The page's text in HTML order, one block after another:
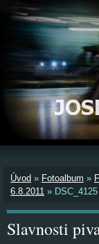
Úvod » Fotoalbum »
6.8.2011 » DSC_4125
Slavnosti